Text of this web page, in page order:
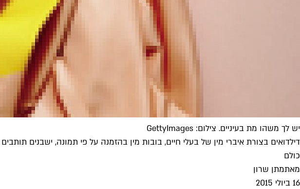
יש לך משהו מת בעיניים. צילום: GettyImages
דילדואים בצורת איברי מין של בעלי חיים, בובות מין בהזמנה על פי תמונה, ישבנים
כולם
מאתמתן שרון
16 ביולי 2015